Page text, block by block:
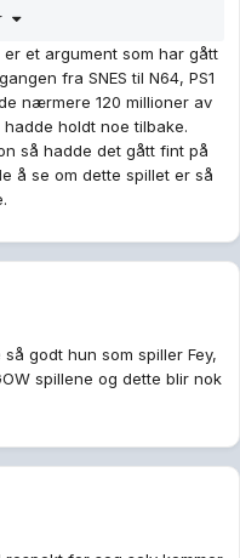
da den kom i 2020 og
et argument som har gått
fra SNES til N64, PS1
nærmere 120 millioner av
holdt noe tilbake.
så hadde det gått fint på
å se om dette spillet er så
godt hun som spiller Fey,
spillene og dette blir nok